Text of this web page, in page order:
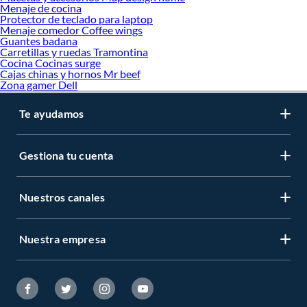
Variedad de modelos de iPhone
iPhone
iPhone 13
iPhone 13 Pro Max
iPhone 14
iPhone 15
iPhone 15 pro
iPhone 16
iPhone 16 Pro
iPhone 16 Pro max
iPhone 17 Pro
Accesorios para iPhone
Cargadores y cables
Cargador portatil iphone
Menaje de cocina
Protector de teclado para laptop
Menaje comedor Coffee wings
Guantes badana
Carretillas y ruedas Tramontina
Cocina Cocinas surge
Cajas chinas y hornos Mr beef
Zona gamer Dell
Te ayudamos
Gestiona tu cuenta
Nuestros canales
Nuestra empresa